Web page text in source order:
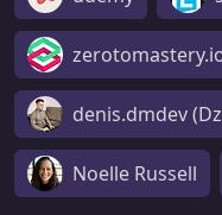
denis.dmdev
Noelle Russell